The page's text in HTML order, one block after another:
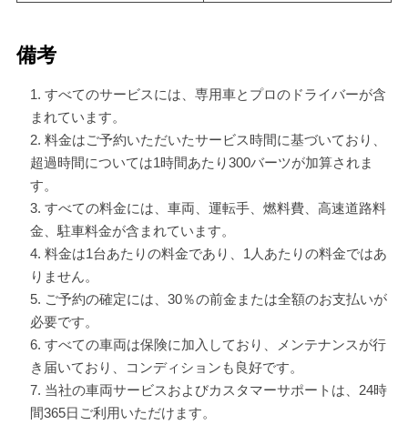
備考
すべてのサービスには、専用車とプロのドライバーが含
まれています。
料金はご予約いただいたサービス時間に基づいており、
超過時間については1時間あたり300バーツが加算されま
す。
すべての料金には、車両、運転手、燃料費、高速道路料
金、駐車料金が含まれています。
料金は1台あたりの料金であり、1人あたりの料金ではあ
りません。
ご予約の確定には、30％の前金または全額のお支払いが
必要です。
すべての車両は保険に加入しており、メンテナンスが行
き届いており、コンディションも良好です。
当社の車両サービスおよびカスタマーサポートは、24時
間365日ご利用いただけます。